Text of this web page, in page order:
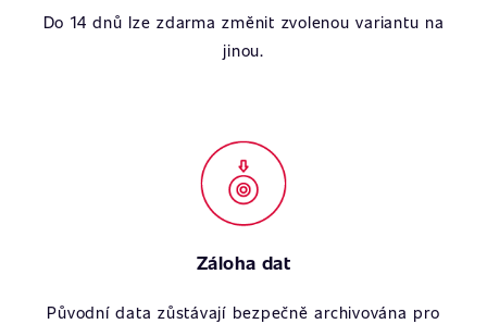
Do 14 dnů lze zdarma změnit zvolenou variantu na
jinou.
Záloha dat
Původní data zůstávají bezpečně archivována pro